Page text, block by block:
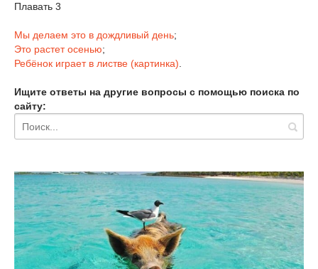
Плавать 3
Мы делаем это в дождливый день;
Это растет осенью;
Ребёнок играет в листве (картинка)
Ищите ответы на другие вопросы с помощью поиска по
сайту: